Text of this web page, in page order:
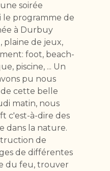
soirée
le programme de
à Durbuy
plaine de jeux,
foot, beach-
piscine, ... Un
pu nous
cette belle
matin, nous
c'est-à-dire des
dans la nature.
de
de différentes
du feu, trouver